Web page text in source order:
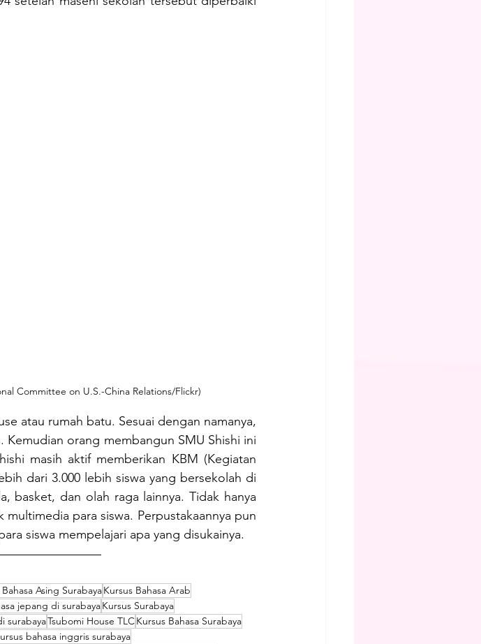
Committee on U.S.-China Relations/Flickr)
atau rumah batu. Sesuai dengan namanya,
orang membangun SMU Shishi ini
masih aktif memberikan KBM (Kegiatan
dari 3.000 lebih siswa yang bersekolah di
basket, dan olah raga lainnya. Tidak hanya
para siswa. Perpustakaannya pun
siswa mempelajari apa yang disukainya.
Asing SurabayaKursus Bahasa Arab
jepang di surabayaKursus Surabaya
surabayaTsubomi House TLCKursus Bahasa Surabaya
bahasa inggris surabaya